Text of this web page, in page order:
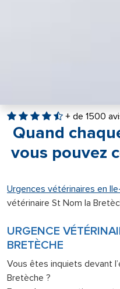
+ de 1500
Quand
vous pouvez
Urgences vétérinaires en
vétérinaire St Nom la
URGENCE
BRETÈCHE
Vous êtes inquiets devant
Bretèche ?